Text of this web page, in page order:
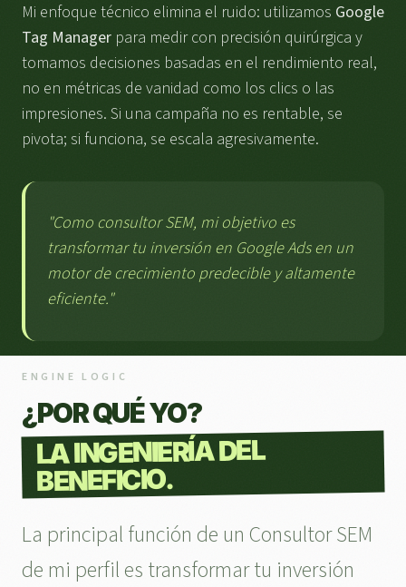
Mi enfoque técnico elimina el ruido: utilizamos Google
Tag Manager para medir con precisión quirúrgica y
tomamos decisiones basadas en el rendimiento real,
no en métricas de vanidad como los clics o las
impresiones. Si una campaña no es rentable, se
pivota; si funciona, se escala agresivamente.
"Como consultor SEM, mi objetivo es
transformar tu inversión en Google Ads en un
motor de crecimiento predecible y altamente
eficiente."
ENGINE LOGIC
¿POR QUÉ YO?
LA INGENIERÍA DEL
BENEFICIO.
La principal función de un Consultor SEM
de mi perfil es transformar tu inversión